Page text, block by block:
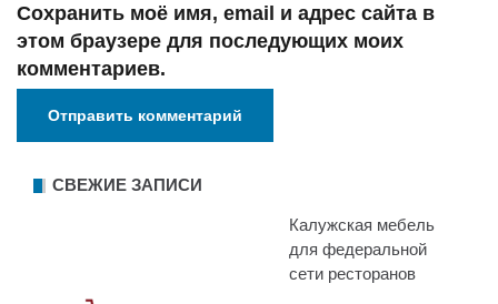
Сохранить моё имя, email и адрес сайта в
этом браузере для последующих моих
комментариев.
СВЕЖИЕ ЗАПИСИ
Калужская мебель
для федеральной
сети ресторанов